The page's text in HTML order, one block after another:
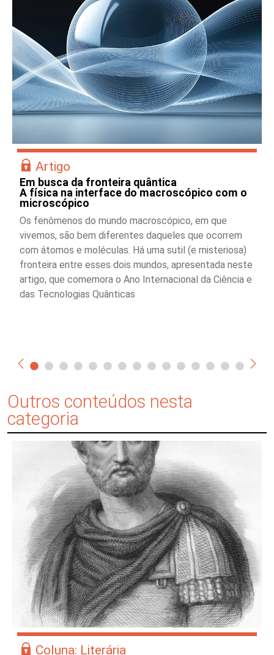
Artigo
Em busca da fronteira quântica
A física na interface do macroscópico com o
microscópico
Os fenômenos do mundo macroscópico, em que
vivemos, são bem diferentes daqueles que ocorrem
com átomos e moléculas. Há uma sutil (e misteriosa)
fronteira entre esses dois mundos, apresentada neste
artigo, que comemora o Ano Internacional da Ciência e
das Tecnologias Quânticas
Outros conteúdos nesta
categoria
Coluna: Literária